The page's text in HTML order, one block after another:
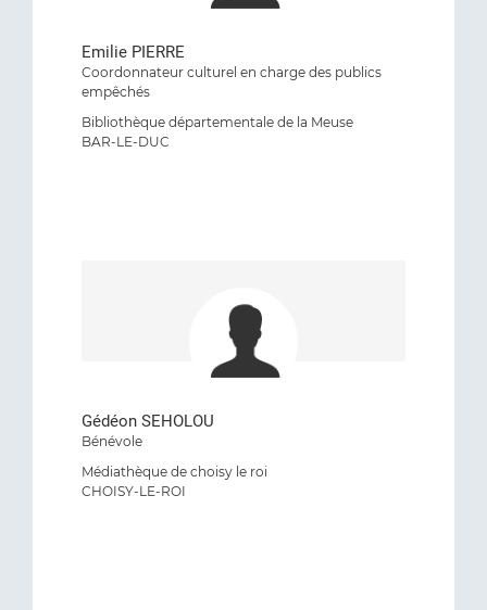
Emilie PIERRE
Coordonnateur culturel en charge des publics
empêchés
Bibliothèque départementale de la Meuse
BAR-LE-DUC
Gédéon SEHOLOU
Bénévole
Médiathèque de choisy le roi
CHOISY-LE-ROI